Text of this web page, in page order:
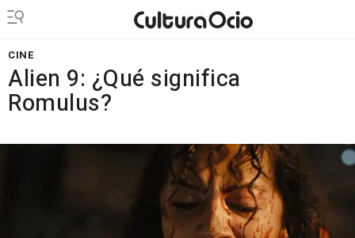
CINE
Alien 9: ¿Qué significa
Romulus?